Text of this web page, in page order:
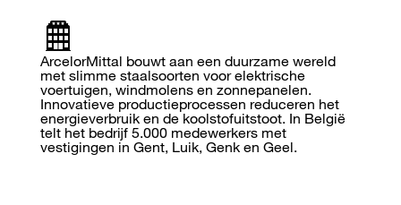
ArcelorMittal bouwt aan een duurzame wereld
met slimme staalsoorten voor elektrische
voertuigen, windmolens en zonnepanelen.
Innovatieve productieprocessen reduceren het
energieverbruik en de koolstofuitstoot. In België
telt het bedrijf 5.000 medewerkers met
vestigingen in Gent, Luik, Genk en Geel.